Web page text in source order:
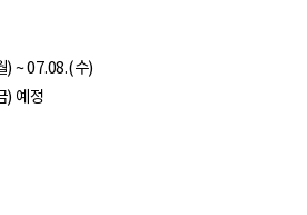
) ~ 07.08.(수)
) 예정